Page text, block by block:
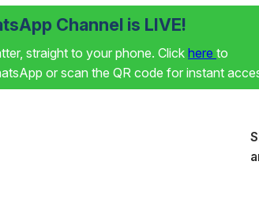
Channel is LIVE!
straight to your phone. Click here to
or scan the QR code for instant